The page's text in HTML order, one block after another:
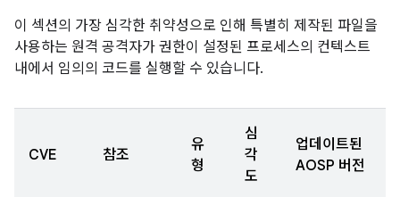
이 섹션의 가장 심각한 취약성으로 인해 특별히 제작된 파일을
사용하는 원격 공격자가 권한이 설정된 프로세스의 컨텍스트
내에서 임의의 코드를 실행할 수 있습니다.
CVE 참조
유
형
심
각
도
업데이트된
AOSP 버전